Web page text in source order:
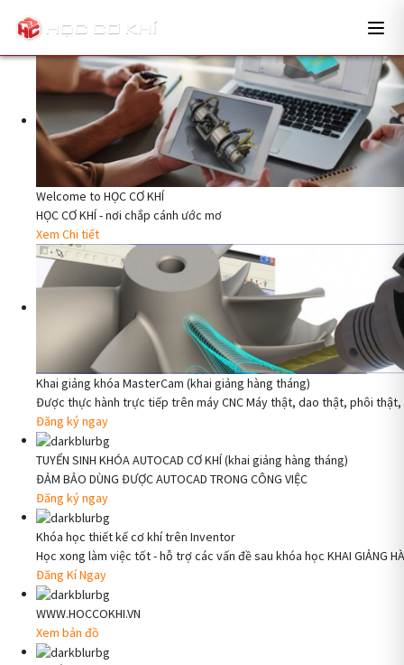
Welcome to HỌC CƠ KHÍ
HỌC CƠ KHÍ - nơi chắp cánh ước mơ
Xem Chi tiết
Khai giảng khóa MasterCam (khai giảng hàng tháng)
Được thực hành trực tiếp trên máy CNC Máy thật, dao thật, phôi thật,
Đăng ký ngay
TUYỂN SINH KHÓA AUTOCAD CƠ KHÍ (khai giảng hàng tháng)
ĐẢM BẢO DÙNG ĐƯỢC AUTOCAD TRONG CÔNG VIỆC
Đăng ký ngay
Khóa học thiết kế cơ khí trên Inventor
Học xong làm việc tốt - hỗ trợ các vấn đề sau khóa học KHAI GIẢNG
Đăng Kí Ngay
WWW.HOCCOKHI.VN
Xem bản đồ